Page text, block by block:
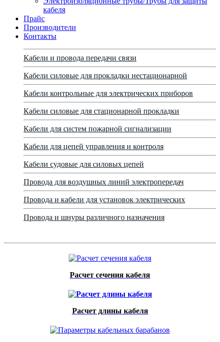
кабеля
Прайс
Производители
Контакты
Кабели и провода передачи связи
Кабели силовые для прокладки нестационарной
Кабели контрольные для электрических приборов
Кабели силовые для стационарной прокладки
Кабели для систем пожарной сигнализации
Кабели для цепей управления и контроля
Кабели судовые для силовых цепей
Провода для воздушных линий электропередач
Провода и кабели для установок электрических
Провода и шнуры различного назначения
Расчет сечения кабеля
Расчет длины кабеля